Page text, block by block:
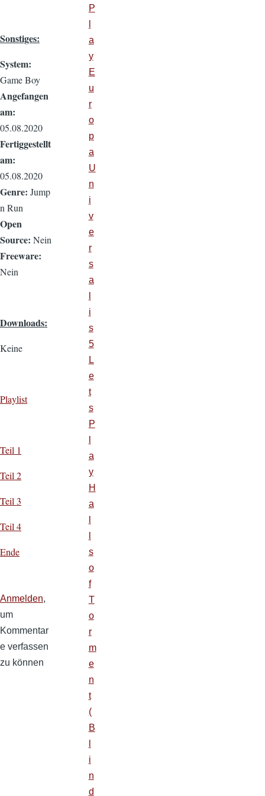
Sonstiges:
System:
Game Boy
Angefangen
am:
05.08.2020
Fertiggestellt
am:
05.08.2020
Genre: Jump
n Run
Open
Source: Nein
Freeware:
Nein
Downloads:
Keine
Playlist
Teil 1
Teil 2
Teil 3
Teil 4
Ende
Anmelden,
um
Kommentar
e verfassen
zu können
P
a
y
E
u
r
o
p
a
U
n
i
v
e
r
s
a
i
s
5
L
e
t
s
P
a
y
H
a
s
o
f
T
o
r
m
e
n
t
(
B
i
n
d